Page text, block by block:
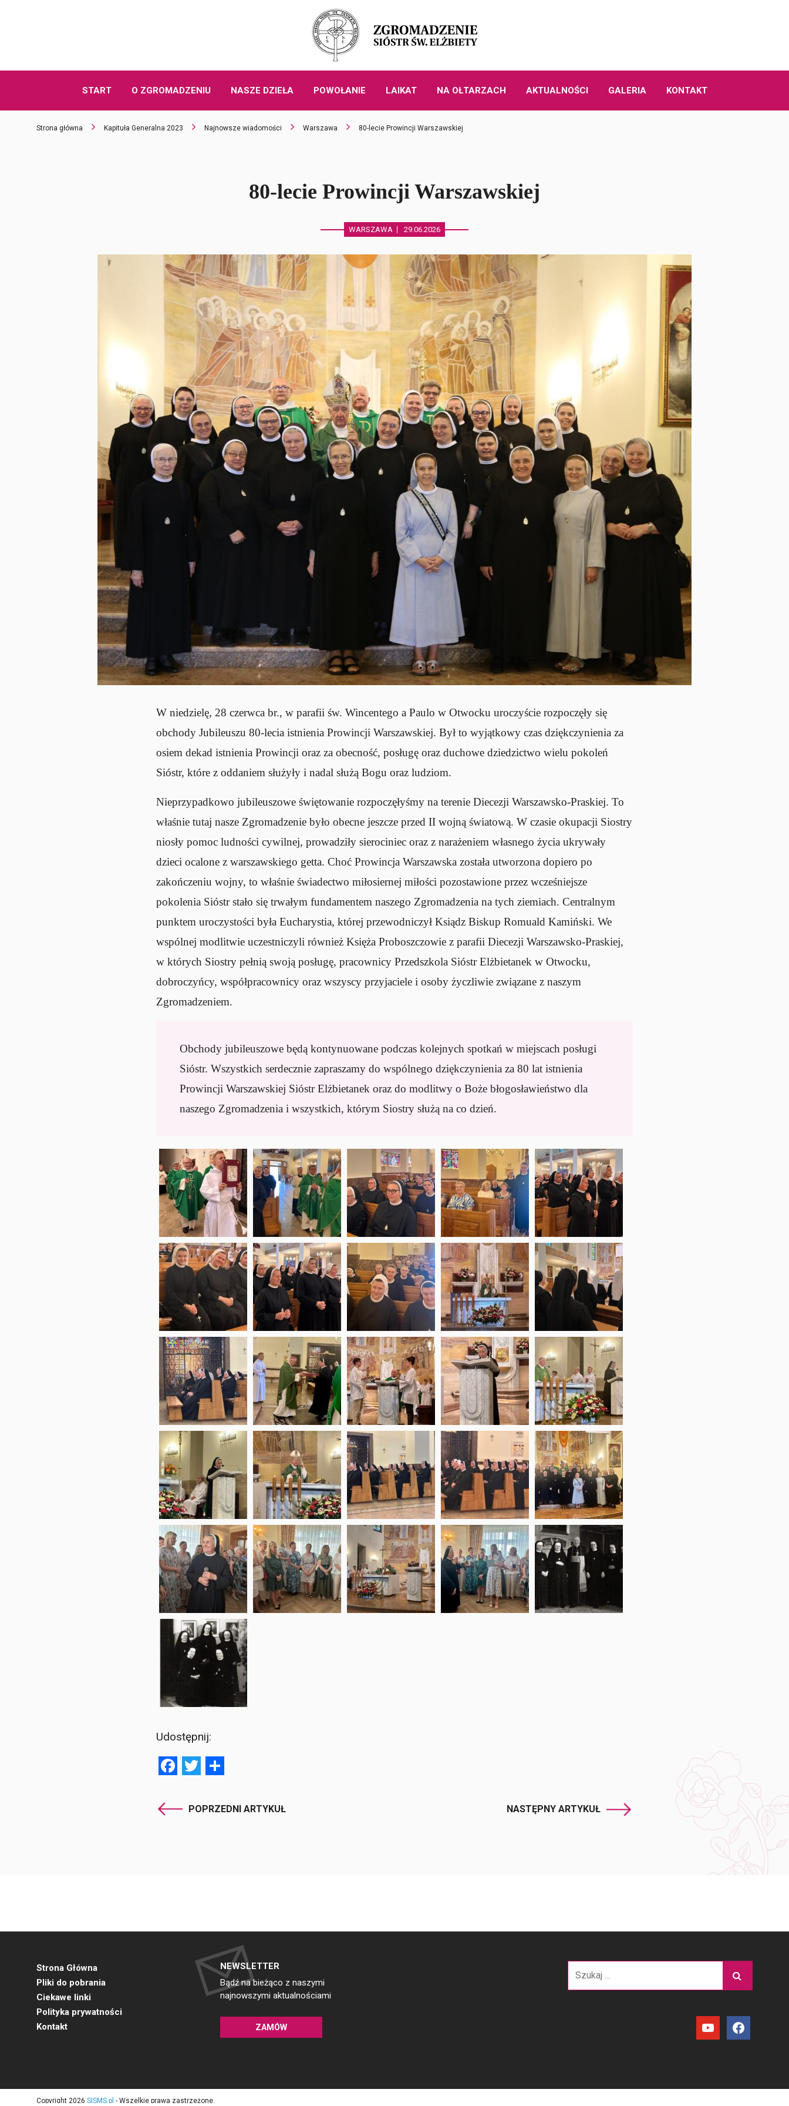
START O ZGROMADZENIU NASZE DZIEŁA POWOŁANIE LAIKAT NA OŁTARZACH AKTUALNOŚCI GALERIA KONTAKT
Strona główna Kapituła Generalna 2023 Najnowsze wiadomości Warszawa 80-lecie Prowincji Warszawskiej
80-lecie Prowincji Warszawskiej
WARSZAWA 29.06.2026
W niedzielę, 28 czerwca br., w parafii św. Wincentego a Paulo w Otwocku uroczyście rozpoczęły się
obchody Jubileuszu 80-lecia istnienia Prowincji Warszawskiej. Był to wyjątkowy czas dziękczynienia za
osiem dekad istnienia Prowincji oraz za obecność, posługę oraz duchowe dziedzictwo wielu pokoleń
Sióstr, które z oddaniem służyły i nadal służą Bogu oraz ludziom.
Nieprzypadkowo jubileuszowe świętowanie rozpoczęłyśmy na terenie Diecezji Warszawsko-Praskiej. To
właśnie tutaj nasze Zgromadzenie było obecne jeszcze przed II wojną światową. W czasie okupacji Siostry
niosły pomoc ludności cywilnej, prowadziły sierociniec oraz z narażeniem własnego życia ukrywały
dzieci ocalone z warszawskiego getta. Choć Prowincja Warszawska została utworzona dopiero po
zakończeniu wojny, to właśnie świadectwo miłosiernej miłości pozostawione przez wcześniejsze
pokolenia Sióstr stało się trwałym fundamentem naszego Zgromadzenia na tych ziemiach. Centralnym
punktem uroczystości była Eucharystia, której przewodniczył Ksiądz Biskup Romuald Kamiński. We
wspólnej modlitwie uczestniczyli również Księża Proboszczowie z parafii Diecezji Warszawsko-Praskiej,
w których Siostry pełnią swoją posługę, pracownicy Przedszkola Sióstr Elżbietanek w Otwocku,
dobroczyńcy, współpracownicy oraz wszyscy przyjaciele i osoby życzliwie związane z naszym
Zgromadzeniem.
Obchody jubileuszowe będą kontynuowane podczas kolejnych spotkań w miejscach posługi
Sióstr. Wszystkich serdecznie zapraszamy do wspólnego dziękczynienia za 80 lat istnienia
Prowincji Warszawskiej Sióstr Elżbietanek oraz do modlitwy o Boże błogosławieństwo dla
naszego Zgromadzenia i wszystkich, którym Siostry służą na co dzień.
Udostępnij:
Facebook
Twitter
POPRZEDNI ARTYKUŁ NASTĘPNY ARTYKUŁ
Strona Główna
Pliki do pobrania
Ciekawe linki
Polityka prywatności
Kontakt
NEWSLETTER
Bądź na bieżąco z naszymi
najnowszymi aktualnościami
ZAMÓW youtube facebook
Copyright 2026 SISMS.pl - Wszelkie prawa zastrzeżone.